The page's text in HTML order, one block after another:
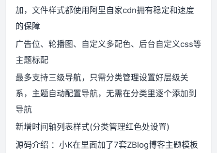
加，文件样式都使用阿里自家cdn拥有稳定和速度
的保障
广告位、轮播图、自定义多配色、后台自定义css等
主题标配
最多支持三级导航，只需分类管理设置好层级关
系，主题自动配置导航，无需在分类里逐个添加到
导航
新增时间轴列表样式(分类管理红色处设置)
源码介绍 ：小K在里面加了7套ZBlog博客主题模板